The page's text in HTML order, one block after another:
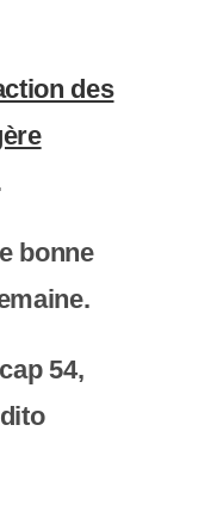
des
bonne
54,